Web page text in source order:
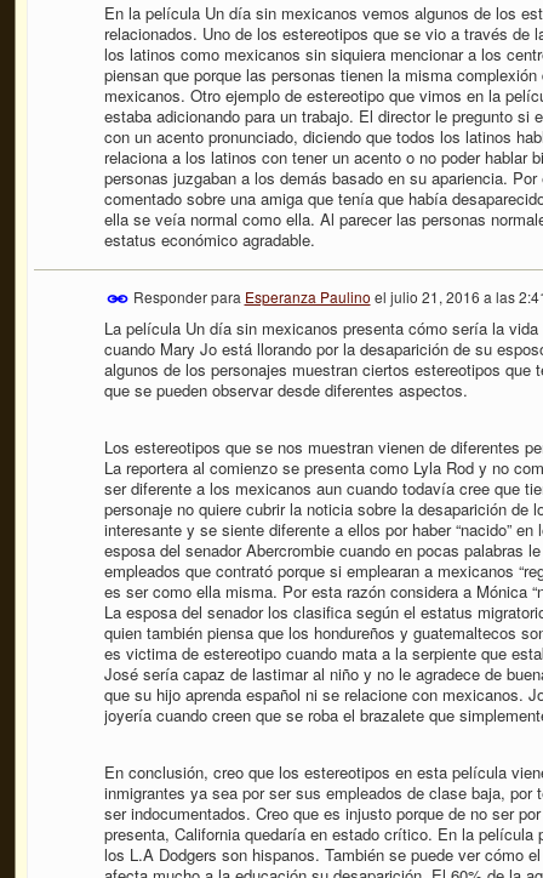
En la película Un día sin mexicanos vemos algunos de los
relacionados. Uno de los estereotipos que se vio a través de
los latinos como mexicanos sin siquiera mencionar a los
piensan que porque las personas tienen la misma
mexicanos. Otro ejemplo de estereotipo que vimos en la
estaba adicionando para un trabajo. El director le pregunto si
con un acento pronunciado, diciendo que todos los latinos
relaciona a los latinos con tener un acento o no poder hablar
personas juzgaban a los demás basado en su apariencia.
comentado sobre una amiga que tenía que había
ella se veía normal como ella. Al parecer las personas
estatus económico agradable.
Responder para Esperanza Paulino el julio 21, 2016 a las
La película Un día sin mexicanos presenta cómo sería la
cuando Mary Jo está llorando por la desaparición de su
algunos de los personajes muestran ciertos estereotipos que
que se pueden observar desde diferentes aspectos.
Los estereotipos que se nos muestran vienen de diferentes
La reportera al comienzo se presenta como Lyla Rod y no
ser diferente a los mexicanos aun cuando todavía cree que
personaje no quiere cubrir la noticia sobre la desaparición de
interesante y se siente diferente a ellos por haber “nacido”
esposa del senador Abercrombie cuando en pocas palabras
empleados que contrató porque si emplearan a mexicanos
es ser como ella misma. Por esta razón considera a Mónica
La esposa del senador los clasifica según el estatus
quien también piensa que los hondureños y guatemaltecos
es victima de estereotipo cuando mata a la serpiente que
José sería capaz de lastimar al niño y no le agradece de
que su hijo aprenda español ni se relacione con mexicanos.
joyería cuando creen que se roba el brazalete que
En conclusión, creo que los estereotipos en esta película
inmigrantes ya sea por ser sus empleados de clase baja,
ser indocumentados. Creo que es injusto porque de no ser
presenta, California quedaría en estado crítico. En la película
los L.A Dodgers son hispanos. También se puede ver cómo